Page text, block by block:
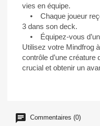
vies en équipe.
• Chaque joueur
3 dans son deck.
• Équipez-vous d’un
Utilisez votre Mindfrog
contrôle d’une
crucial et obtenir un
Commentaires (0)